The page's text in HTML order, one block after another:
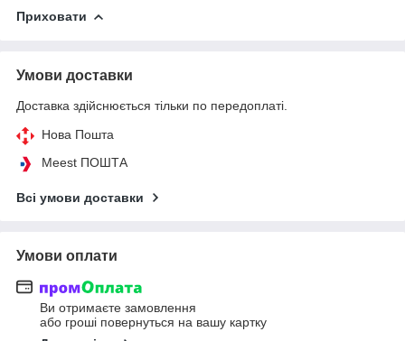
Приховати
Умови доставки
Доставка здійснюється тільки по передоплаті.
Нова Пошта
Meest ПОШТА
Всі умови доставки
Умови оплати
Ви отримаєте замовлення
або гроші повернуться на вашу картку